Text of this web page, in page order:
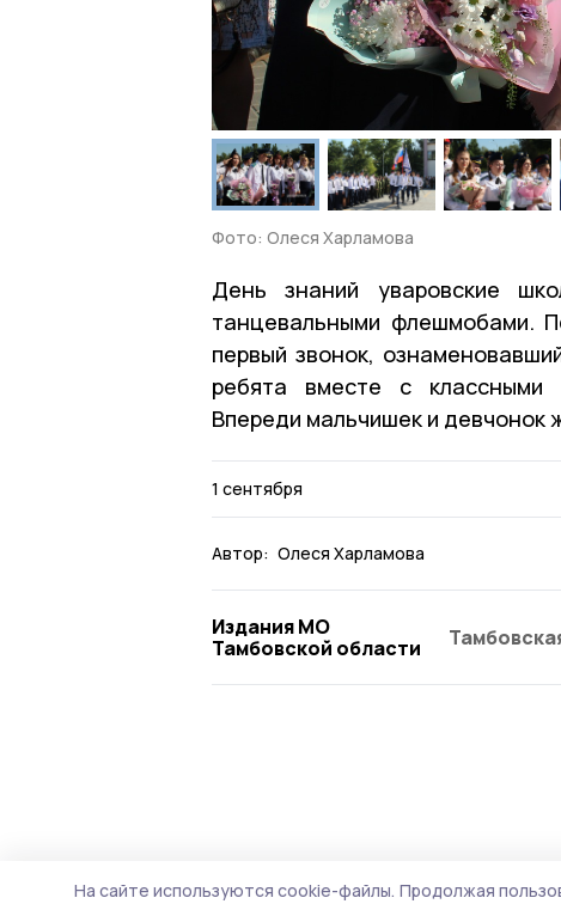
Фото: Олеся Харламова
День знаний уваровские
танцевальными флешмобами.
первый звонок,
ребята вместе с классными
Впереди мальчишек и девчонок
1 сентября
Автор: Олеся Харламова
Издания МО
Тамбовской области
На сайте используются cookie-файлы. Продолжая